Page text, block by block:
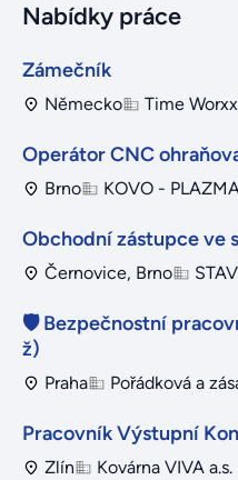
Nabídky práce
Zámečník
Německo Time
Operátor CNC
Brno KOVO -
Obchodní zástupce ve
Černovice, Brno
🛡️ Bezpečnostní
ž)
Praha Pořádková a
Pracovník Výstupní
Zlín Kovárna VIVA a.s.